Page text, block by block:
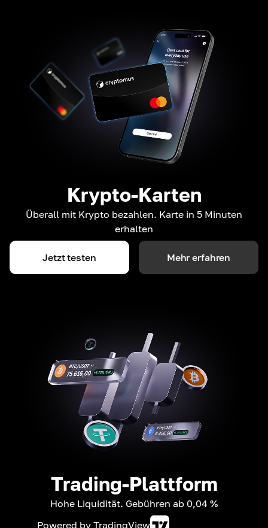
Krypto-Karten
Überall mit Krypto bezahlen. Karte in 5 Minuten
erhalten
Jetzt testen Mehr erfahren
Trading-Plattform
Hohe Liquidität. Gebühren ab 0,04 %
Powered by TradingView